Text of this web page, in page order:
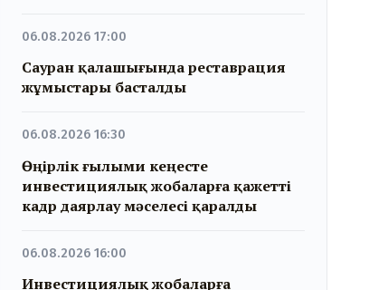
06.08.2026 17:00
Сауран қалашығында реставрация
жұмыстары басталды
06.08.2026 16:30
Өңірлік ғылыми кеңесте
инвестициялық жобаларға қажетті
кадр даярлау мәселесі қаралды
06.08.2026 16:00
Инвестициялық жобаларға